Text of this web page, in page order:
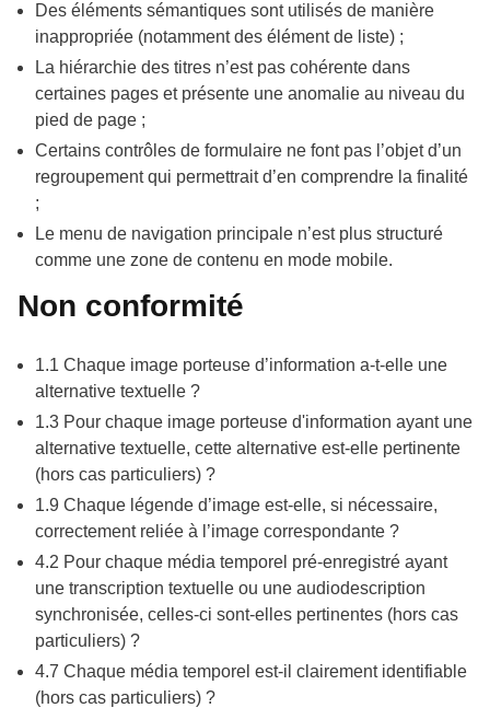
Des éléments sémantiques sont utilisés de manière
inappropriée (notamment des élément de liste) ;
La hiérarchie des titres n’est pas cohérente dans
certaines pages et présente une anomalie au niveau du
pied de page ;
Certains contrôles de formulaire ne font pas l’objet d’un
regroupement qui permettrait d’en comprendre la finalité
;
Le menu de navigation principale n’est plus structuré
comme une zone de contenu en mode mobile.
Non conformité
1.1 Chaque image porteuse d’information a-t-elle une
alternative textuelle ?
1.3 Pour chaque image porteuse d'information ayant une
alternative textuelle, cette alternative est-elle pertinente
(hors cas particuliers) ?
1.9 Chaque légende d’image est-elle, si nécessaire,
correctement reliée à l’image correspondante ?
4.2 Pour chaque média temporel pré-enregistré ayant
une transcription textuelle ou une audiodescription
synchronisée, celles-ci sont-elles pertinentes (hors cas
particuliers) ?
4.7 Chaque média temporel est-il clairement identifiable
(hors cas particuliers) ?